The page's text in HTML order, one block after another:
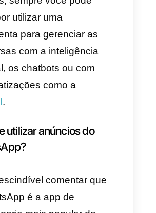
optar por enviar uma
personalizada.
deve ter muito em conta
as conversas apenas vão
se o cliente potencial
finalmente enviar a